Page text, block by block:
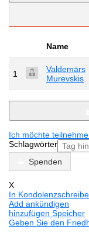
Name
1
Valdemārs
Murevskis
Ich möchte
Schlagwörter
Spenden
X
In
Add ankündigen
hinzufügen Speicher
Geben Sie den